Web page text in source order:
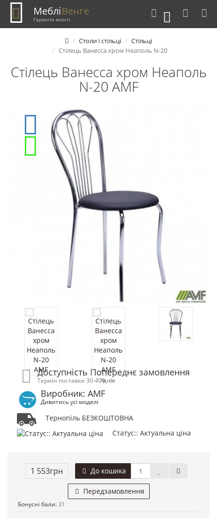
0
МебліВенге
Гарантія якості
Столи і стільці
Стільці
Стілець Ванесса хром Неаполь N-20
Стілець Ванесса хром Неаполь
N-20 AMF
Доступність Попереднє замовлення
Термін поставки 30-40 днів
Виробник: AMF
Дивитись усі моделі
Тернопіль БЕЗКОШТОВНА
Статус:: Актуальна ціна
1 553грн До кошика
Передзамовлення
Бонусні бали: 31